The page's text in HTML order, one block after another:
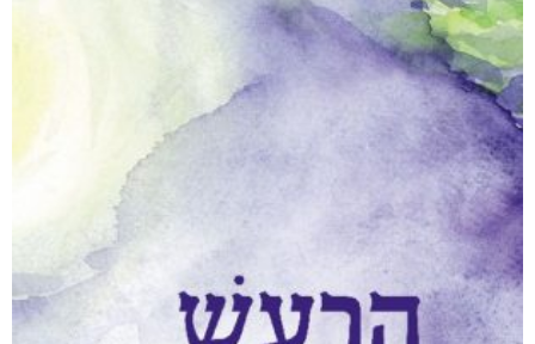
היו ימים יפים בפלוגה
₪ 50
–
₪ 80
דיגיטלי
₪ 50